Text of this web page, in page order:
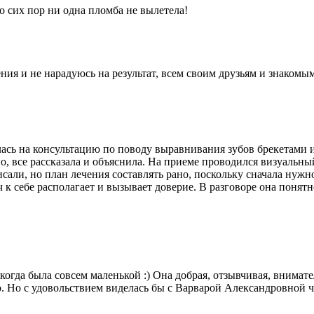
сих пор ни одна пломба не вылетела!
и не нарадуюсь на результат, всем своим друзьям и
на консультацию по поводу выравнивания зубов
рассказала и объяснила. На приеме проводился
но план лечения составлять рано, поскольку сначала
располагает и вызывает доверие. В разговоре она
была совсем маленькой :) Она добрая, отзывчивая,
с удовольствием виделась бы с Варварой Александровной